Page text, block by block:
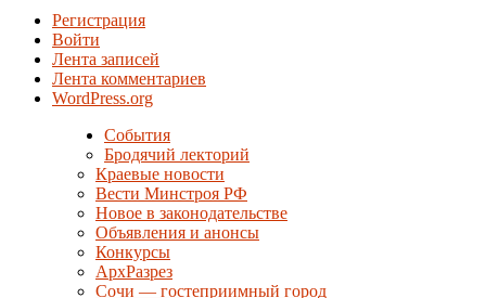
Регистрация
Войти
Лента записей
Лента комментариев
WordPress.org
События
Бродячий лекторий
Краевые новости
Вести Минстроя РФ
Новое в законодательстве
Объявления и анонсы
Конкурсы
АрхРазрез
Сочи — гостеприимный город